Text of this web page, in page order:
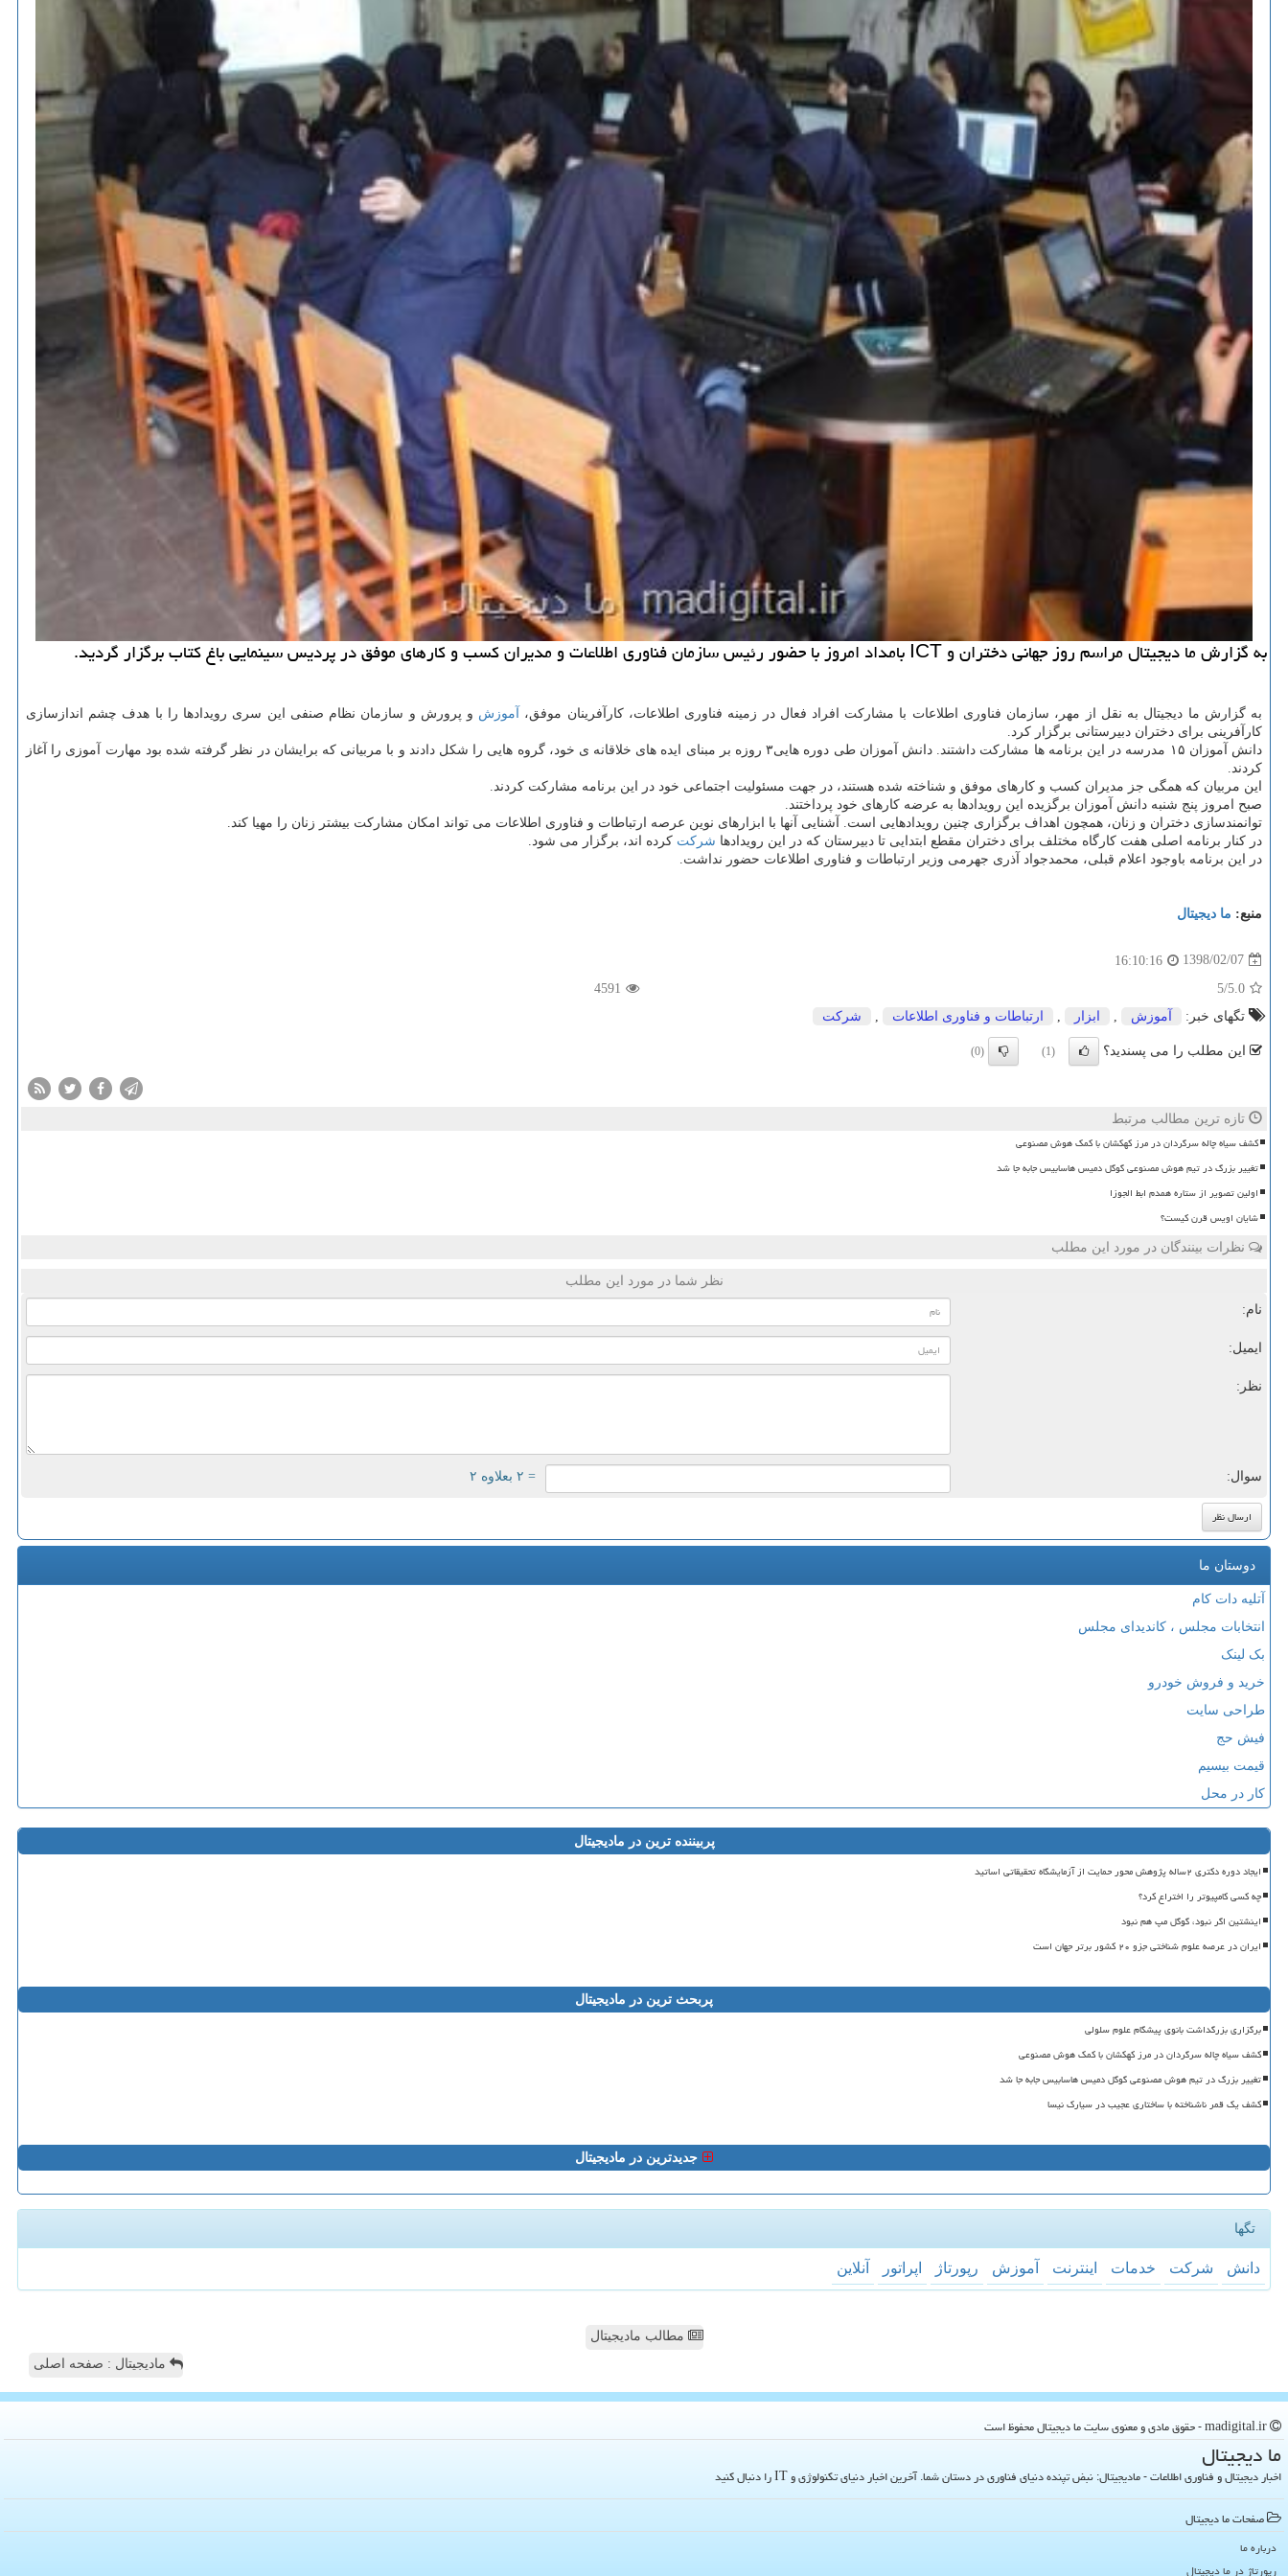
به گزارش ما دیجیتال مراسم روز جهانی دختران و ICT بامداد امروز با حضور رئیس سازمان فناوری اطلاعات و مدیران كسب و كارهای موفق در پردیس سینمایی باغ كتاب برگزار گردید.
به گزارش ما دیجیتال به نقل از مهر، سازمان فناوری اطلاعات با مشاركت افراد فعال در زمینه فناوری اطلاعات، كارآفرینان موفق، آموزش و پرورش و سازمان نظام صنفی این سری رویدادها را با هدف چشم اندازسازی
كارآفرینی برای دختران دبیرستانی برگزار كرد.
دانش آموزان ۱۵ مدرسه در این برنامه ها مشاركت داشتند. دانش آموزان طی دوره هایی۳ روزه بر مبنای ایده های خلاقانه ی خود، گروه هایی را شكل دادند و با مربیانی كه برایشان در نظر گرفته شده بود مهارت آموزی را آغاز
كردند.
این مربیان كه همگی جز مدیران كسب و كارهای موفق و شناخته شده هستند، در جهت مسئولیت اجتماعی خود در این برنامه مشاركت كردند.
صبح امروز پنج شنبه دانش آموزان برگزیده این رویدادها به عرضه كارهای خود پرداختند.
توانمندسازی دختران و زنان، همچون اهداف برگزاری چنین رویدادهایی است. آشنایی آنها با ابزارهای نوین عرصه ارتباطات و فناوری اطلاعات می تواند امكان مشاركت بیشتر زنان را مهیا كند.
در كنار برنامه اصلی هفت كارگاه مختلف برای دختران مقطع ابتدایی تا دبیرستان كه در این رویدادها شركت كرده اند، برگزار می شود.
در این برنامه باوجود اعلام قبلی، محمدجواد آذری جهرمی وزیر ارتباطات و فناوری اطلاعات حضور نداشت.
منبع: ما دیجیتال
1398/02/07
16:10:16
5.0
/5
4591
تگهای خبر:
آموزش ابزار ارتباطات و فناوری اطلاعات شركت
این مطلب را می پسندید؟ (1)
(0)
تازه ترین مطالب مرتبط
کشف سیاه چاله سرگردان در مرز کهکشان با کمک هوش مصنوعی
تغییر بزرگ در تیم هوش مصنوعی گوگل دمیس هاسابیس جابه جا شد
اولین تصویر از ستاره همدم ابط الجوزا
شایان اویس قرن کیست؟
نظرات بینندگان در مورد این مطلب
نظر شما در مورد این مطلب
نام:
ایمیل:
نظر:
سوال: = ۲ بعلاوه ۲
دوستان ما
آتلیه دات کام
انتخابات مجلس ، کاندیدای مجلس
بک لینک
خرید و فروش خودرو
طراحی سایت
فیش حج
قیمت بیسیم
کار در محل
پربیننده ترین در مادیجیتال
ایجاد دوره دکتری ۲ساله پژوهش محور حمایت از آزمایشگاه تحقیقاتی اساتید
چه کسی کامپیوتر را اختراع کرد؟
اینشتین اگر نبود، گوگل مپ هم نبود
ایران در عرصه علوم شناختی جزو ۲۰ کشور برتر جهان است
پربحث ترین در مادیجیتال
برگزاری بزرگداشت بانوی پیشگام علوم سلولی
کشف سیاه چاله سرگردان در مرز کهکشان با کمک هوش مصنوعی
تغییر بزرگ در تیم هوش مصنوعی گوگل دمیس هاسابیس جابه جا شد
کشف یک قمر ناشناخته با ساختاری عجیب در سیارک نیسا
جدیدترین در مادیجیتال
تگها
دانش شركت خدمات اینترنت آموزش رپورتاژ اپراتور آنلاین
مطالب مادیجیتال
مادیجیتال : صفحه اصلی
ما دیجیتال
اخبار دیجیتال و فناوری اطلاعات - مادیجیتال: نبض تپنده دنیای فناوری در دستان شما. آخرین اخبار دنیای تکنولوژی و IT را دنبال کنید
صفحات ما دیجیتال
درباره ما
رپورتاژ در ما دیجیتال